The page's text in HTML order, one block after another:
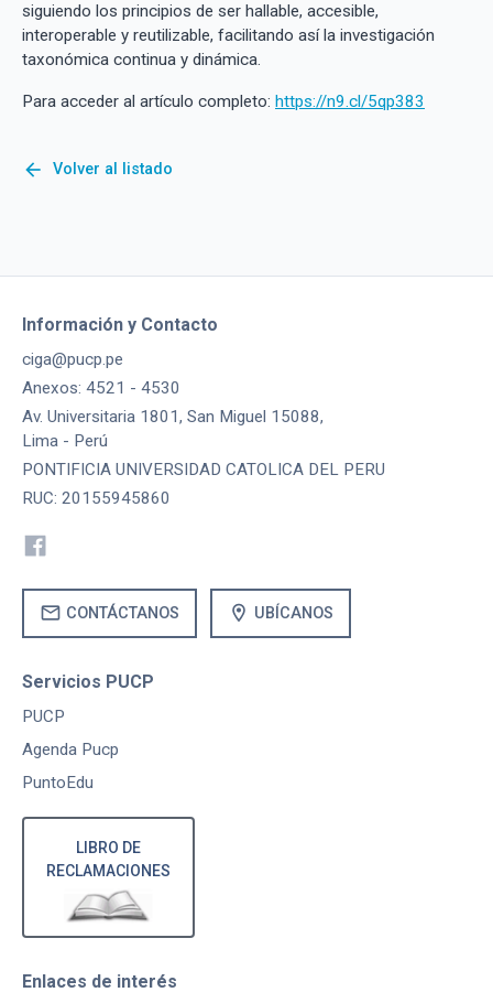
siguiendo los principios de ser hallable, accesible,
interoperable y reutilizable, facilitando así la investigación
taxonómica continua y dinámica.
Para acceder al artículo completo: https://n9.cl/5qp383
arrow_back Volver al listado
Información y Contacto
ciga@pucp.pe
Anexos: 4521 - 4530
Av. Universitaria 1801, San Miguel 15088,
Lima - Perú
PONTIFICIA UNIVERSIDAD CATOLICA DEL PERU
RUC: 20155945860
mail CONTÁCTANOS location_on UBÍCANOS
Servicios PUCP
PUCP
Agenda Pucp
PuntoEdu
LIBRO DE
RECLAMACIONES
Enlaces de interés